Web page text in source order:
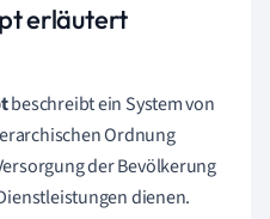
erläutert
beschreibt ein System von
Ordnung
der Bevölkerung
dienen.